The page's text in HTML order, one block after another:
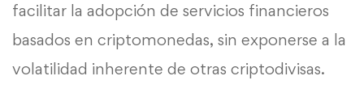
facilitar la adopción de servicios financieros
basados en criptomonedas, sin exponerse a la
volatilidad inherente de otras criptodivisas.